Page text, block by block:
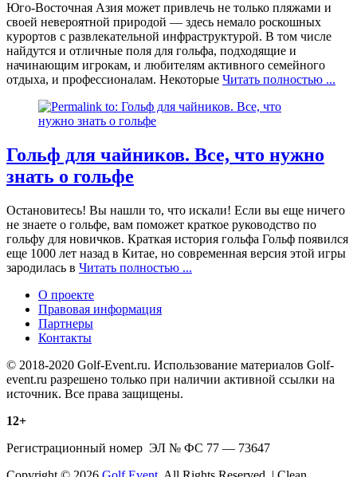
Юго-Восточная Азия может привлечь не только пляжами и
своей невероятной природой — здесь немало роскошных
курортов с развлекательной инфраструктурой. В том числе
найдутся и отличные поля для гольфа, подходящие и
начинающим игрокам, и любителям активного семейного
отдыха, и профессионалам. Некоторые Читать полностью ...
Гольф для чайников. Все, что нужно
знать о гольфе
Остановитесь! Вы нашли то, что искали! Если вы еще ничего
не знаете о гольфе, вам поможет краткое руководство по
гольфу для новичков. Краткая история гольфа Гольф появился
еще 1000 лет назад в Китае, но современная версия этой игры
зародилась в Читать полностью ...
О проекте
Правовая информация
Партнеры
Контакты
© 2018-2020 Golf-Event.ru. Использование материалов Golf-
event.ru разрешено только при наличии активной ссылки на
источник. Все права защищены.
12+
Регистрационный номер ЭЛ № ФС 77 — 73647